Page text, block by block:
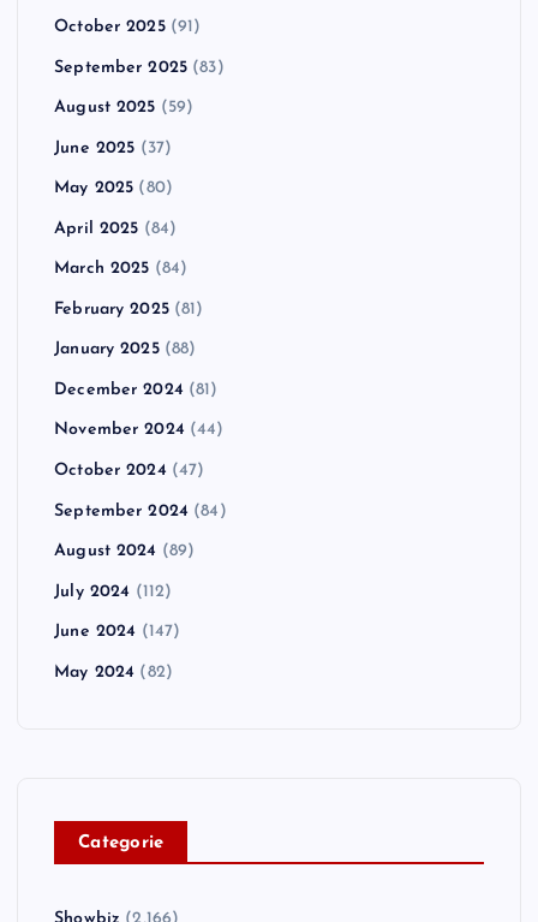
October 2025(91)
September 2025 (83)
August 2025 (59)
June 2025 (37)
May 2025 (80)
April 2025 (84)
March 2025 (84)
February 2025(81)
January 2025(88)
December 2024 (81)
November 2024 (44)
October 2024 (47)
September 2024 (84)
August 2024 (89)
July 2024 (112)
June 2024 (147)
May 2024 (82)
Categorie